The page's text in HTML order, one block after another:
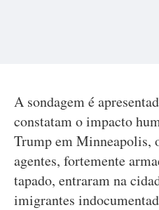
A sondagem é
constatam o impacto
Trump em Minneapolis,
agentes, fortemente
tapado, entraram na
imigrantes